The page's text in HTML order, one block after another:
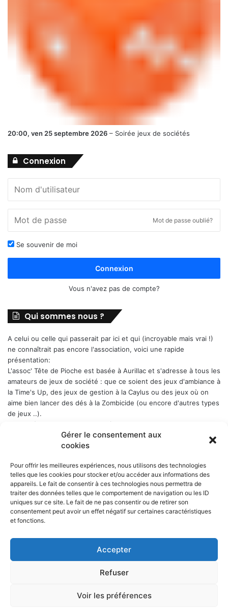
Gérer le consentement aux
cookies
Pour offrir les meilleures expériences, nous utilisons des technologies
telles que les cookies pour stocker et/ou accéder aux informations des
appareils. Le fait de consentir à ces technologies nous permettra de
traiter des données telles que le comportement de navigation ou les ID
uniques sur ce site. Le fait de ne pas consentir ou de retirer son
consentement peut avoir un effet négatif sur certaines caractéristiques
et fonctions.
Accepter
Refuser
Voir les préférences
20:00, ven 25 septembre 2026 – Soirée jeux de sociétés
Connexion
Mot de passe oublié?
Se souvenir de moi
Connexion
Vous n'avez pas de compte?
Qui sommes nous ?
A celui ou celle qui passerait par ici et qui (incroyable mais vrai !)
ne connaîtrait pas encore l'association, voici une rapide
présentation:
L'assoc' Tête de Pioche est basée à Aurillac et s'adresse à tous les
amateurs de jeux de société : que ce soient des jeux d'ambiance à
la Time's Up, des jeux de gestion à la Caylus ou des jeux où on
aime bien lancer des dés à la Zombicide (ou encore d'autres types
de jeux ..).
Les soirées-jeux sont ouvertes à tous (enfin quand même plutôt
aux adultes). Elles ont lieu chaque Week-end en alternance : 1er
samedi du mois, puis vendredi, puis samedi etc..., a Belbex (6
minuit...
La cotisation annuelle est de 10 € (mais le trésorier est indulgent
envers les curieux qui viennent une fois comme ça ...)Donc, si
cela vous dit, n'hésitez pas !
L'angle du jeu - 5 rue Marchande, 15000 Aurillac